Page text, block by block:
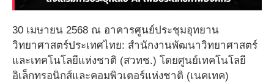
30 เมษายน 2568 ณ อาคารศูนย์ประชุมอุทยาน
วิทยาศาสตร์ประเทศไทย: สำนักงานพัฒนาวิทยาศาสตร์
และเทคโนโลยีแห่งชาติ (สวทช.) โดยศูนย์เทคโนโลยี
อิเล็กทรอนิกส์และคอมพิวเตอร์แห่งชาติ (เนคเทค)